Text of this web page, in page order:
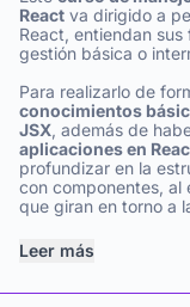
React va dirigido a
React, entiendan
gestión básica o
Para realizarlo de
conocimientos
JSX, además de
aplicaciones en
profundizar en la
con componentes,
que giran en torno a
Leer más